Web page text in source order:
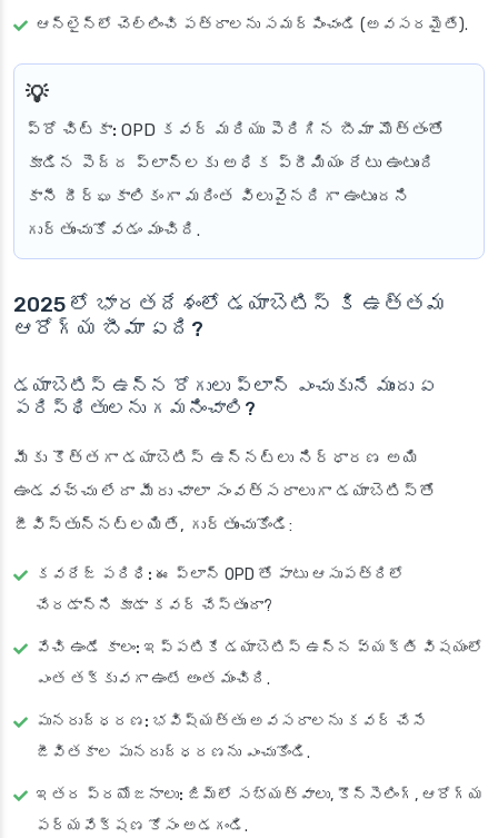
ఆన్‌లైన్‌లో చెల్లించి పత్రాలను సమర్పించండి (అవసరమైతే).
ప్రో చిట్కా: OPD కవర్ మరియు పెరిగిన బీమా మొత్తంతో
కూడిన పెద్ద ప్లాన్‌లకు అధిక ప్రీమియం రేటు ఉంటుంది
కానీ దీర్ఘకాలికంగా మరింత విలువైనదిగా ఉంటుందని
గుర్తుంచుకోవడం మంచిది.
2025 లో భారతదేశంలో డయాబెటిస్ కి ఉత్తమ
ఆరోగ్య బీమా ఏది?
డయాబెటిస్ ఉన్న రోగులు ప్లాన్ ఎంచుకునే ముందు ఏ
పరిస్థితులను గమనించాలి?
మీకు కొత్తగా డయాబెటిస్ ఉన్నట్లు నిర్ధారణ అయి
ఉండవచ్చు లేదా మీరు చాలా సంవత్సరాలుగా డయాబెటిస్‌తో
జీవిస్తున్నట్లయితే, గుర్తుంచుకోండి:
కవరేజ్ పరిధి: ఈ ప్లాన్ OPD తో పాటు ఆసుపత్రిలో
చేరడాన్ని కూడా కవర్ చేస్తుందా?
వేచి ఉండే కాలం: ఇప్పటికే డయాబెటిస్ ఉన్న వ్యక్తి విషయంలో
ఎంత తక్కువగా ఉంటే అంత మంచిది.
పునరుద్ధరణ: భవిష్యత్తు అవసరాలను కవర్ చేసే
జీవితకాల పునరుద్ధరణను ఎంచుకోండి.
ఇతర ప్రయోజనాలు: జిమ్‌లో సభ్యత్వాలు, కౌన్సెలింగ్, ఆరోగ్య
పర్యవేక్షణ కోసం అడగండి.